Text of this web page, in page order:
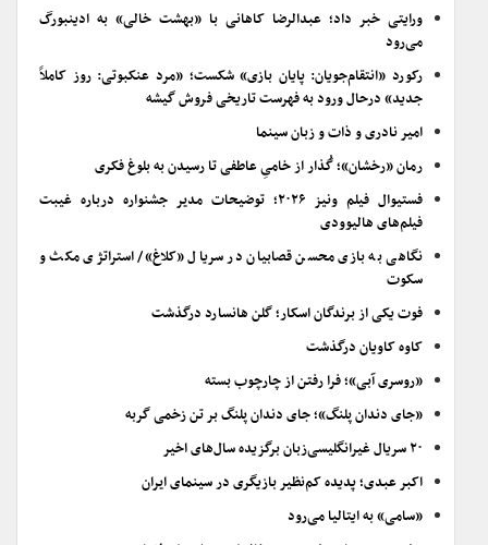
ورایتی خبر داد؛ عبدالرضا کاهانی با «بهشت خالی» به ادینبورگ
می‌رود
رکورد «انتقام‌جویان: پایان بازی» شکست؛ «مرد عنکبوتی: روز کاملاً
جدید» درحال ورود به فهرست تاریخی فروش گیشه
امیر نادری و ذات و زبان سینما
رمان «رخشان»؛ گُذار از خامیِ عاطفی تا رسیدن به بلوغ فکری
فستیوال فیلم ونیز ۲۰۲۶؛ توضیحات مدیر جشنواره درباره غیبت
فیلم‌های هالیوودی
نگاهی به بازی محسن قصابیان در سریال «کلاغ»/ استراتژی مکث و
سکوت
فوت یکی از برندگان اسکار؛ گلن هانسارد درگذشت
کاوه کاویان درگذشت
«روسری آبی»؛ فرا رفتن از چارچوب بسته
«جای دندان پلنگ»؛ جای دندان پلنگ بر تن زخمی گربه
۲۰ سریال غیرانگلیسی‌زبان برگزیده سال‌های اخیر
اکبر عبدی؛ پدیده کم‌نظیر بازیگری در سینمای ایران
«سامی» به ایتالیا می‌رود